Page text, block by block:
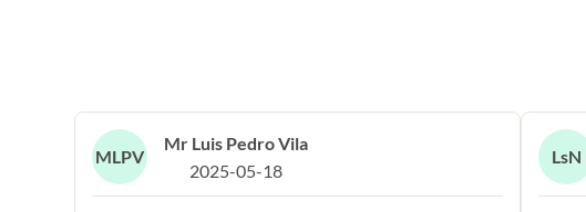
MLPV
Mr Luis Pedro Vila
2025-05-18
LsN